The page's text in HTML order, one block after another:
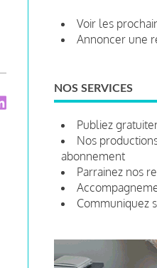
Voir les
Annoncer une
NOS SERVICES
Publiez
Nos
abonnement
Parrainez nos
Communiquez